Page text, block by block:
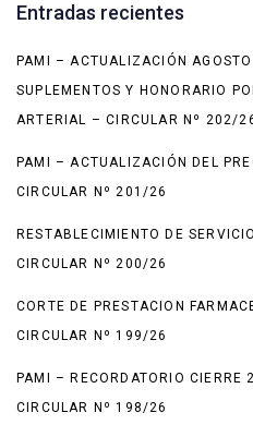
Entradas recientes
PAMI – ACTUALIZACIÓN
SUPLEMENTOS Y HONORARIO
ARTERIAL – CIRCULAR Nº 202/
PAMI – ACTUALIZACIÓN DEL
CIRCULAR Nº 201/26
RESTABLECIMIENTO DE
CIRCULAR Nº 200/26
CORTE DE PRESTACION
CIRCULAR Nº 199/26
PAMI – RECORDATORIO
CIRCULAR Nº 198/26